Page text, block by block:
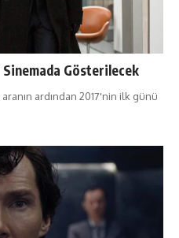
Gösterilecek
ardından 2017'nin ilk günü